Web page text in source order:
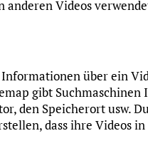
Videos
über ein
gibt Suchmaschinen
den Speicherort usw.
dass ihre Videos